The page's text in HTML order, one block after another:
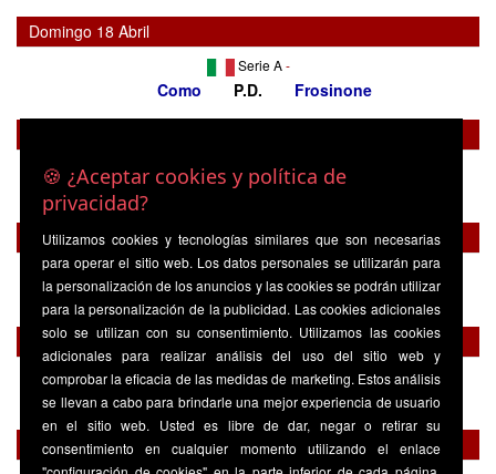
Domingo 18 Abril
Serie A -
Como P.D.
Frosinone
Serie A-
P.D.
Domingo 02 Mayo
Serie A-
Como P.D.
Inter Milan
Domingo 09 Mayo
Serie A-
Venezia P.D.
Como
Domingo 16 Mayo
🍪 ¿Aceptar cookies y política de
privacidad?
Utilizamos cookies y tecnologías similares que son necesarias
para operar el sitio web. Los datos personales se utilizarán para
la personalización de los anuncios y las cookies se podrán utilizar
para la personalización de la publicidad. Las cookies adicionales
solo se utilizan con su consentimiento. Utilizamos las cookies
adicionales para realizar análisis del uso del sitio web y
comprobar la eficacia de las medidas de marketing. Estos análisis
se llevan a cabo para brindarle una mejor experiencia de usuario
en el sitio web. Usted es libre de dar, negar o retirar su
consentimiento en cualquier momento utilizando el enlace